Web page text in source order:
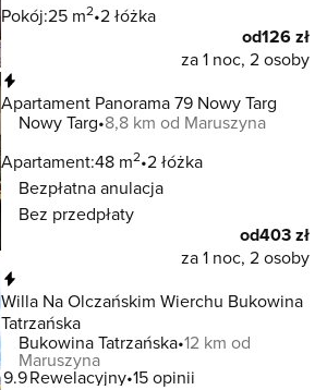
Pokój:25 m2 2 łóżka
od126 zł
za 1 noc, 2 osoby
Apartament Panorama 79 Nowy Targ
Nowy Targ 8,8 km od Maruszyna
Apartament:48 m2 2 łóżka
Bezpłatna anulacja
Bez przedpłaty
od403 zł
za 1 noc, 2 osoby
Willa Na Olczańskim Wierchu Bukowina
Tatrzańska
Bukowina Tatrzańska 12 km od
Maruszyna
9.9Rewelacyjny 15 opinii